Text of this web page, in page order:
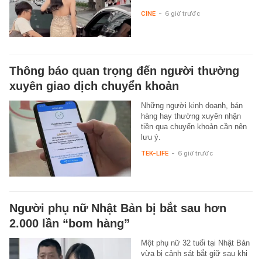
CINE - 6 giờ trước
Thông báo quan trọng đến người thường
xuyên giao dịch chuyển khoản
Những người kinh doanh, bán
hàng hay thường xuyên nhận
tiền qua chuyển khoản cần nên
lưu ý.
TEK-LIFE - 6 giờ trước
Người phụ nữ Nhật Bản bị bắt sau hơn
2.000 lần “bom hàng”
Một phụ nữ 32 tuổi tại Nhật Bản
vừa bị cảnh sát bắt giữ sau khi